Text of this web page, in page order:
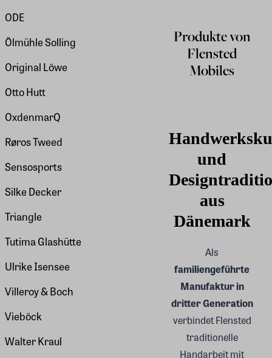
ODE
Ölmühle Solling
Original Löwe
Otto Hutt
OxdenmarQ
Røros Tweed
Sensosports
Silke Decker
Triangle
Tutima Glashütte
Ulrike Isensee
Villeroy & Boch
Vieböck
Walter Kraul
Produkte von
Flensted
Mobiles
und
aus
Dänemark
Als
familiengeführte
Manufaktur in
dritter Generation
verbindet Flensted
traditionelle
Handarbeit mit